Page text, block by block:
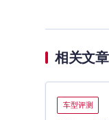
相关文章
车型评测